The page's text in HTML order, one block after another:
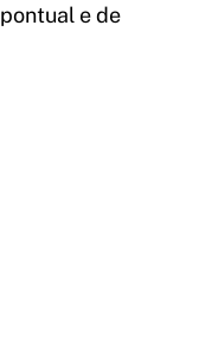
e de